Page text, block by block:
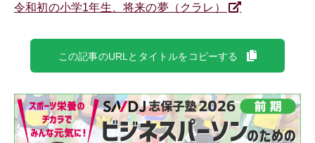
令和初の小学1年生、将来の夢（クラレ）
この記事のURLとタイトルをコピーする